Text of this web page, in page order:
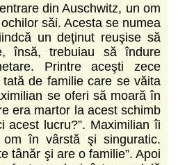
din Auschwitz, un om
săi. Acesta se numea
un deţinut reuşise să
însă, trebuiau să îndure
Printre aceşti zece
de familie care se văita
se oferi să moară în
era martor la acest schimb
acest lucru?”. Maximilian îi
om în vârstă şi singuratic.
tânăr şi are o familie”. Apoi